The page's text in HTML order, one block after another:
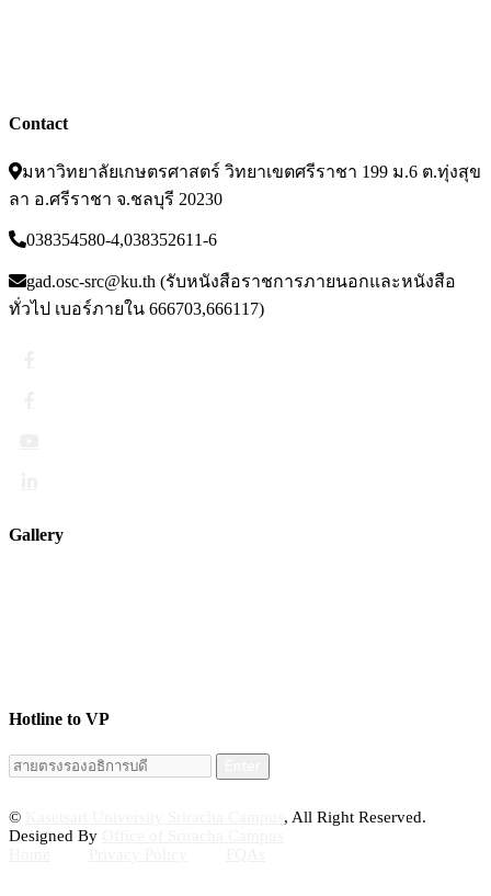
Contact
มหาวิทยาลัยเกษตรศาสตร์ วิทยาเขตศรีราชา 199 ม.6 ต.ทุ่งสุข
ลา อ.ศรีราชา จ.ชลบุรี 20230
038354580-4,038352611-6
gad.osc-src@ku.th (รับหนังสือราชการภายนอกและหนังสือ
ทั่วไป เบอร์ภายใน 666703,666117)
Gallery
Hotline to VP
©
, All Right Reserved.
Designed By